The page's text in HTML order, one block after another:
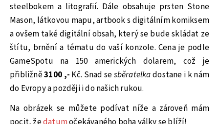
steelbokem a litografií. Dále obsahuje prsten Stone
Mason, látkovou mapu, artbook s digitálním komiksem
a ovšem také digitální obsah, který se bude skládat ze
štítu, brnění a tématu do vaší konzole. Cena je podle
GameSpotu na 150 amerických dolarem, což je
přibližně3100 ,- Kč. Snad sesběratelkadostane i k nám
do Evropy a později i do našich rukou.
Na obrázek se můžete podívat níže a zároveň mám